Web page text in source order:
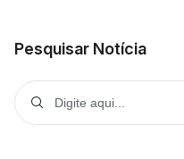
Pesquisar Notícia